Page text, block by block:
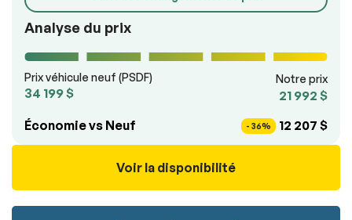
Analyse du prix
Prix véhicule neuf (PSDF)
34 199 $
Notre prix
21 992 $
Économie vs Neuf
- 36% 12 207 $
Voir la disponibilité
100% SÉCURITAIRE
Soumettre l'information
véhicule sans aucun frais.